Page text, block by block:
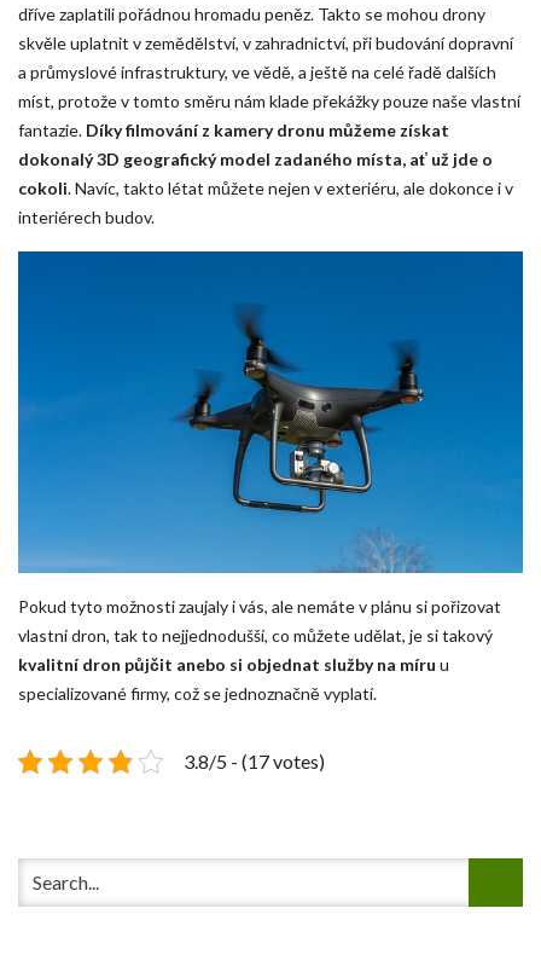
dříve zaplatili pořádnou hromadu peněz. Takto se mohou drony
skvěle uplatnit v zemědělství, v zahradnictví, při budování dopravní
a průmyslové infrastruktury, ve vědě, a ještě na celé řadě dalších
míst, protože v tomto směru nám klade překážky pouze naše vlastní
fantazie. Díky filmování z kamery dronu můžeme získat
dokonalý 3D geografický model zadaného místa, ať už jde o
cokoli. Navíc, takto létat můžete nejen v exteriéru, ale dokonce i v
interiérech budov.
Pokud tyto možnosti zaujaly i vás, ale nemáte v plánu si pořizovat
vlastní dron, tak to nejjednodušší, co můžete udělat, je si takový
kvalitní dron půjčit anebo si objednat služby na míru u
specializované firmy, což se jednoznačně vyplatí.
3.8/5 - (17 votes)